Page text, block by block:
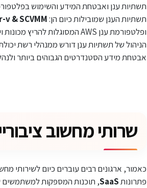
תשתיות ענן ואבטחת המידע והשימוש
תשתיות הענן שמובילות כיום הן:& SCVMM
ופלטפורמת ענן AWS המסוגלות להריץ מכונות וירטואליות גדולות במיוחד.
הניהול של תשתיות ענן דורש ממנהלי רשת
אבטחת מידע הסטנדרטים הגבוהים ביותר
שרותי מחשוב
כאמור, ארגונים רבים עוברים כיום לשירותי
פתרונותSaaS, תוכנות המספקות למשתמשים